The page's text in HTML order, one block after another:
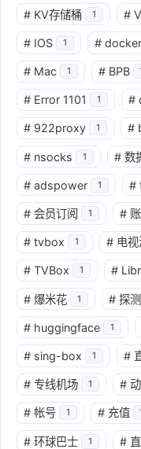
# KV存储桶 1 #
# IOS 1 # docker
# Mac 1 # BPB
# Error 1101 1 #
# 922proxy 1 #
# nsocks 1 # 数
# adspower 1 #
# 会员订阅 1 #
# tvbox 1 # 电视
# TVBox 1 #
# 爆米花 1 # 探测
# huggingface 1
# sing-box 1 #
# 专线机场 1 #
# 帐号 1 # 充值
# 环球巴士 1 #